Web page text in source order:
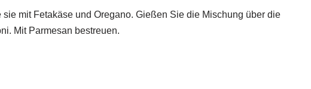
mit Fetakäse und Oregano. Gießen Sie die Mischung über die
Mit Parmesan bestreuen.